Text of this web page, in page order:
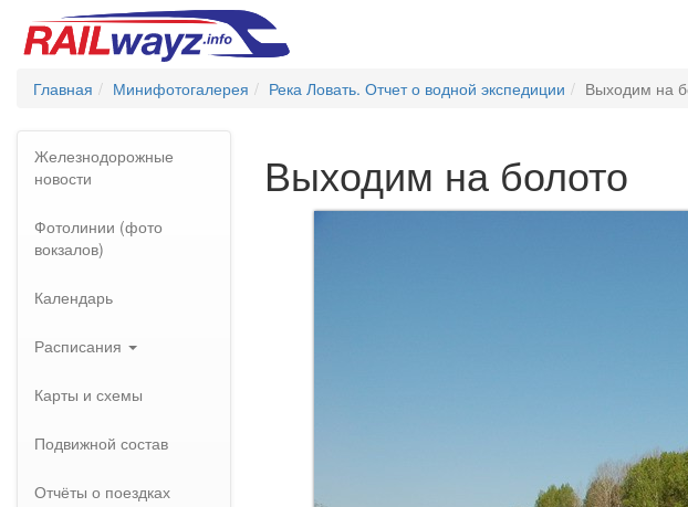
Главная Минифотогалерея Река Ловать. Отчет о водной экспедиции Выходим на
Железнодорожные
новости
Фотолинии (фото
вокзалов)
Календарь
Расписания
Карты и схемы
Подвижной состав
Отчёты о поездках
Выходим на болото